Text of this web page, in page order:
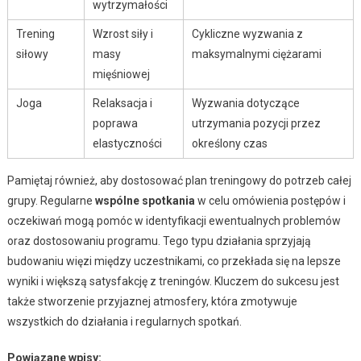
wytrzymałości
Trening
siłowy
Wzrost siły i
masy
mięśniowej
Cykliczne wyzwania z
maksymalnymi ciężarami
Joga
Relaksacja i
poprawa
elastyczności
Wyzwania dotyczące
utrzymania pozycji przez
określony czas
Pamiętaj również, aby dostosować plan treningowy do potrzeb całej
grupy. Regularne wspólne spotkaniaw celu omówienia postępów i
oczekiwań mogą pomóc w identyfikacji ewentualnych problemów
oraz dostosowaniu programu. Tego typu działania sprzyjają
budowaniu więzi między uczestnikami, co przekłada się na lepsze
wyniki i większą satysfakcję z treningów. Kluczem do sukcesu jest
także stworzenie przyjaznej atmosfery, która zmotywuje
wszystkich do działania i regularnych spotkań.
Powiązane wpisy: